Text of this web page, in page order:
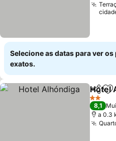
Selecione as datas para ver
exatos.
Hotel
2 Estrelas
8,1
a 0.3